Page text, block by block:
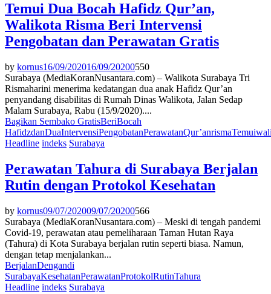
Temui Dua Bocah Hafidz Qur’an,
Walikota Risma Beri Intervensi
Pengobatan dan Perawatan Gratis
by kornus16/09/202016/09/20200550
Surabaya (MediaKoranNusantara.com) – Walikota Surabaya Tri
Rismaharini menerima kedatangan dua anak Hafidz Qur’an
penyandang disabilitas di Rumah Dinas Walikota, Jalan Sedap
Malam Surabaya, Rabu (15/9/2020)....
Bagikan Sembako GratisBeriBocah
HafidzdanDuaIntervensiPengobatanPerawatanQur’anrismaTemui
Headline indeks Surabaya
Perawatan Tahura di Surabaya Berjalan
Rutin dengan Protokol Kesehatan
by kornus09/07/202009/07/20200566
Surabaya (MediaKoranNusantara.com) – Meski di tengah pandemi
Covid-19, perawatan atau pemeliharaan Taman Hutan Raya
(Tahura) di Kota Surabaya berjalan rutin seperti biasa. Namun,
dengan tetap menjalankan...
BerjalanDengandi
SurabayaKesehatanPerawatanProtokolRutinTahura
Headline indeks Surabaya